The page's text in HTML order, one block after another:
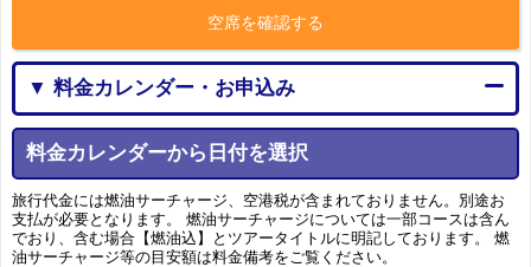
空席を確認する
▼ 料金カレンダー・お申込み
料金カレンダーから日付を選択
旅行代金には燃油サーチャージ、空港税が含まれておりません。別途お
支払が必要となります。 燃油サーチャージについては一部コースは含ん
でおり、含む場合【燃油込】とツアータイトルに明記しております。 燃
油サーチャージ等の目安額は料金備考をご覧ください。